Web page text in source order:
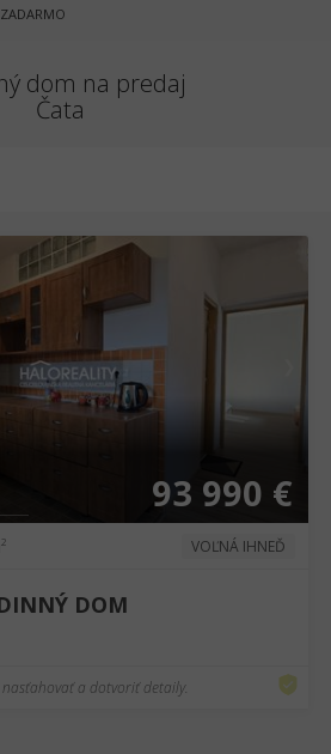
ZADARMO
dom na predaj
Čata
93 990 €
VOĽNÁ IHNEĎ
DOM
nasťahovať a dotvoriť detaily.